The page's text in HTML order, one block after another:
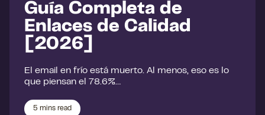
Guía Completa de
Enlaces de Calidad
[2026]
El email en frío está muerto. Al menos, eso es lo
que piensan el 78.6%…
5 mins read